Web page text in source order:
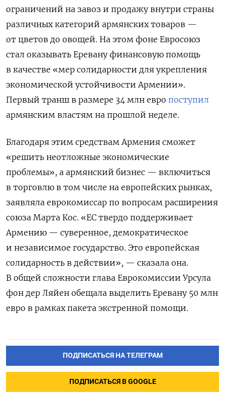
ограничений на завоз и продажу внутри страны
различных категорий армянских товаров —
от цветов до овощей. На этом фоне Евросоюз
стал оказывать Еревану финансовую помощь
в качестве «мер солидарности для укрепления
экономической устойчивости Армении».
Первый транш в размере 34 млн евро поступил
армянским властям на прошлой неделе.
Благодаря этим средствам Армения сможет
«решить неотложные экономические
проблемы», а армянский бизнес — включиться
в торговлю в том числе на европейских рынках,
заявляла еврокомиссар по вопросам расширения
союза Марта Кос. «ЕС твердо поддерживает
Армению — суверенное, демократическое
и независимое государство. Это европейская
солидарность в действии», — сказала она.
В общей сложности глава Еврокомиссии Урсула
фон дер Ляйен обещала выделить Еревану 50 млн
евро в рамках пакета экстренной помощи.
ПОДПИСАТЬСЯ НА ТЕЛЕГРАМ
ПОДПИСАТЬСЯ В GOOGLE